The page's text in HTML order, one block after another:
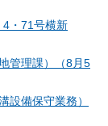
4・71号横新
管理課）（8月5
設備保守業務）